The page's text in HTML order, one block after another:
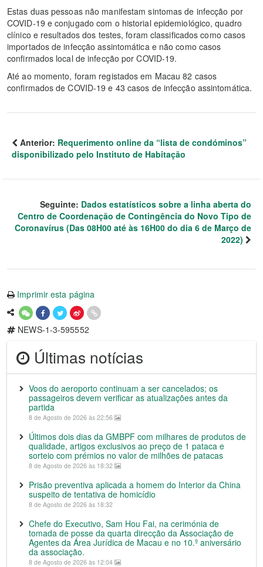
Estas duas pessoas não manifestam sintomas de infecção por
COVID-19 e conjugado com o historial epidemiológico, quadro
clínico e resultados dos testes, foram classificados como casos
importados de infecção assintomática e não como casos
confirmados local de infecção por COVID-19.
Até ao momento, foram registados em Macau 82 casos
confirmados de COVID-19 e 43 casos de infecção assintomática.
Anterior: Requerimento online da “lista de condóminos”
disponibilizado pelo Instituto de Habitação
Seguinte: Dados estatísticos sobre a linha aberta do
Centro de Coordenação de Contingência do Novo Tipo de
Coronavírus (Das 08H00 até às 16H00 do dia 6 de Março de
2022)
Imprimir esta página
NEWS-1-3-595552
Últimas notícias
Voos do aeroporto continuam a ser cancelados; os
passageiros devem verificar as atualizações antes da
partida
8 de Agosto de 2026 às 22:56
Últimos dois dias da GMBPF com milhares de produtos de
qualidade, artigos exclusivos ao preço de 1 pataca e
sorteio com prémios no valor de milhões de patacas
8 de Agosto de 2026 às 18:32
Prisão preventiva aplicada a homem do Interior da China
suspeito de tentativa de homicídio
8 de Agosto de 2026 às 18:32
Chefe do Executivo, Sam Hou Fai, na cerimónia de
tomada de posse da quarta direcção da Associação de
Agentes da Área Jurídica de Macau e no 10.º aniversário
da associação.
8 de Agosto de 2026 às 12:04